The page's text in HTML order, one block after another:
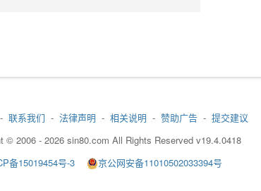
赋格曲。
情的表演，然后是大胆的转调。
舞曲，主奏与全合奏急速交替，巧妙地转
- 联系我们 - 法律声明 - 相关说明 - 赞助广告 - 提交建议
© 2006 - 2026 sin80.com All Rights Reserved v19.4.0418
备15019454号-3
京公网安备11010502033394号